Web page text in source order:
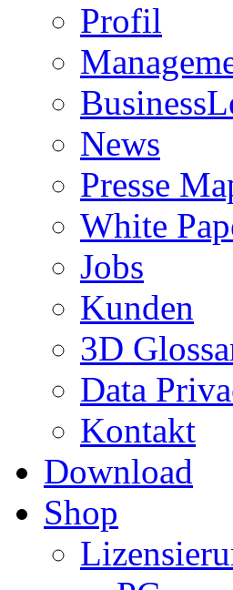
Profil
News
Presse
White
Jobs
Kunden
3D
Data
Kontakt
Download
Shop